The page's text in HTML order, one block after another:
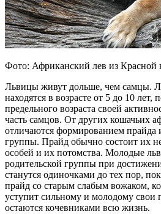
Фото: Африканский лев из Красной
Львицы живут дольше, чем самцы.
находятся в возрасте от 5 до 10 лет,
предельного возраста своей
часть самцов. От других кошачьих
отличаются формированием прайда
группы. Прайд обычно состоит их
особей и их потомства. Молодые
родительской группы при
станутся одиночками до тех пор,
прайд со старым слабым вожаком,
уступит сильному и молодому свои
остаются кочевниками всю жизнь.